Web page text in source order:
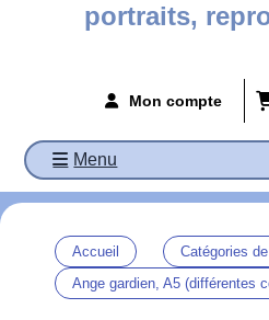
portraits,
Mon compte
Menu
Accueil Catégories
Ange gardien, A5 (différentes